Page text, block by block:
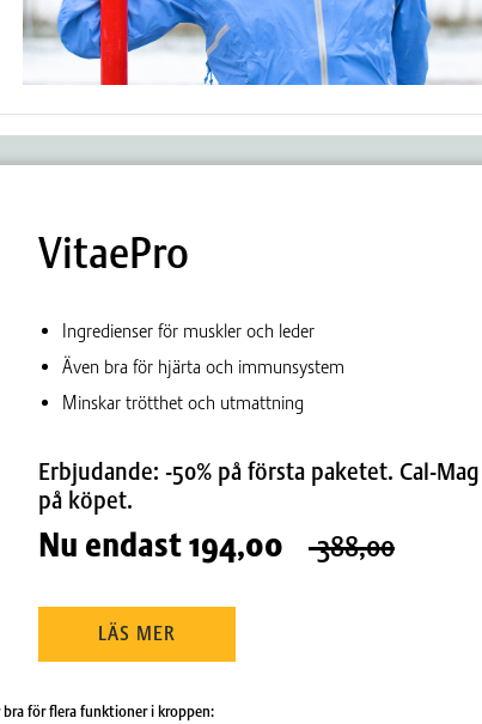
VitaePro
Ingredienser för muskler och leder
Även bra för hjärta och immunsystem
Minskar trötthet och utmattning
Erbjudande: -50% på första paketet. Cal-Mag
på köpet.
Nu endast194,00 388,00
LÄS MER
för flera funktioner i kroppen: